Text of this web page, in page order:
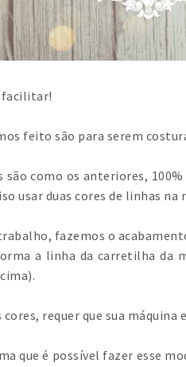
facilitar!
feito são para serem
são como os anteriores,
usar duas cores de linhas na
fazemos o
a linha da carretilha da
requer que sua máquina
que é possível fazer esse